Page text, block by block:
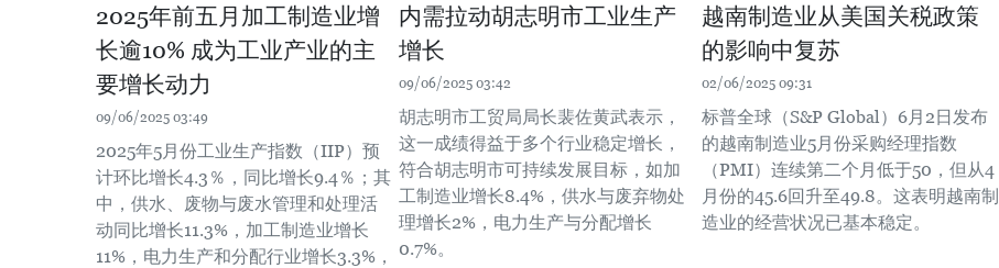
2025年前五月加工制造业增
长逾10% 成为工业产业的主
要增长动力
09/06/2025 03:49
2025年5月份工业生产指数（IIP）预
计环比增长4.3％，同比增长9.4％；其
中，供水、废物与废水管理和处理活
动同比增长11.3%，加工制造业增长
11%，电力生产和分配行业增长3.3%，
内需拉动胡志明市工业生产
增长
09/06/2025 03:42
胡志明市工贸局局长裴佐黄武表示，
这一成绩得益于多个行业稳定增长，
符合胡志明市可持续发展目标，如加
工制造业增长8.4%，供水与废弃物处
理增长2%，电力生产与分配增长
0.7%。
越南制造业从美国关税政策
的影响中复苏
02/06/2025 09:31
标普全球（S&P Global）6月2日发布
的越南制造业5月份采购经理指数
（PMI）连续第二个月低于50，但从4
月份的45.6回升至49.8。这表明越南制
造业的经营状况已基本稳定。